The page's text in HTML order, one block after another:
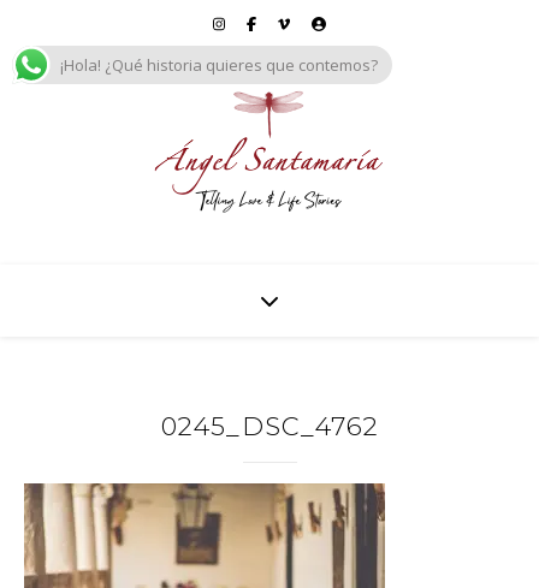
0245_DSC_4762
¡Hola! ¿Qué historia quieres que contemos?